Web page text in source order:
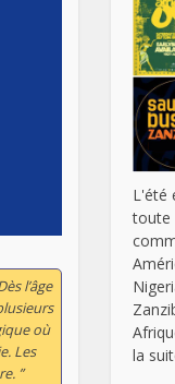
l’âge
où
. Les
. ”
L'été
la